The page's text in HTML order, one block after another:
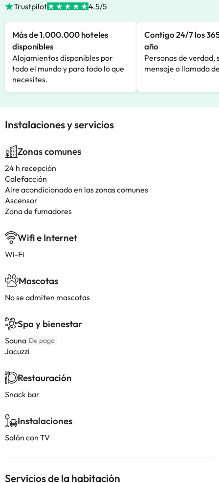
Trustpilot 4.5/5
Más de 1.000.000 hoteles
disponibles
Alojamientos disponibles por
todo el mundo y para todo lo que
necesites.
Contigo 24/7 los
año
Personas de verdad,
mensaje o llamada
Instalaciones y servicios
Zonas comunes
24 h recepción
Calefacción
Aire acondicionado en las zonas comunes
Ascensor
Zona de fumadores
Wifi e Internet
Wi-Fi
Mascotas
No se admiten mascotas
Spa y bienestar
Sauna De pago
Jacuzzi
Restauración
Snack bar
Instalaciones
Salón con TV
Servicios de la habitación